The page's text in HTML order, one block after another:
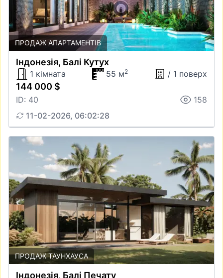
ПРОДАЖ АПАРТАМЕНТІВ
Iндонезiя, Балі Кутух
1 кімната 55 м2 / 1 поверх
144 000 $
ID: 40
158
11-02-2026, 06:02:28
ПРОДАЖ ТАУНХАУСА
Iндонезiя, Балі Печату